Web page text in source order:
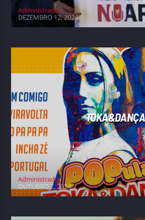
Administrador
DEZEMBRO 12, 2024
TOKA&DANÇA
Administrador
OUTUBRO 2, 2024